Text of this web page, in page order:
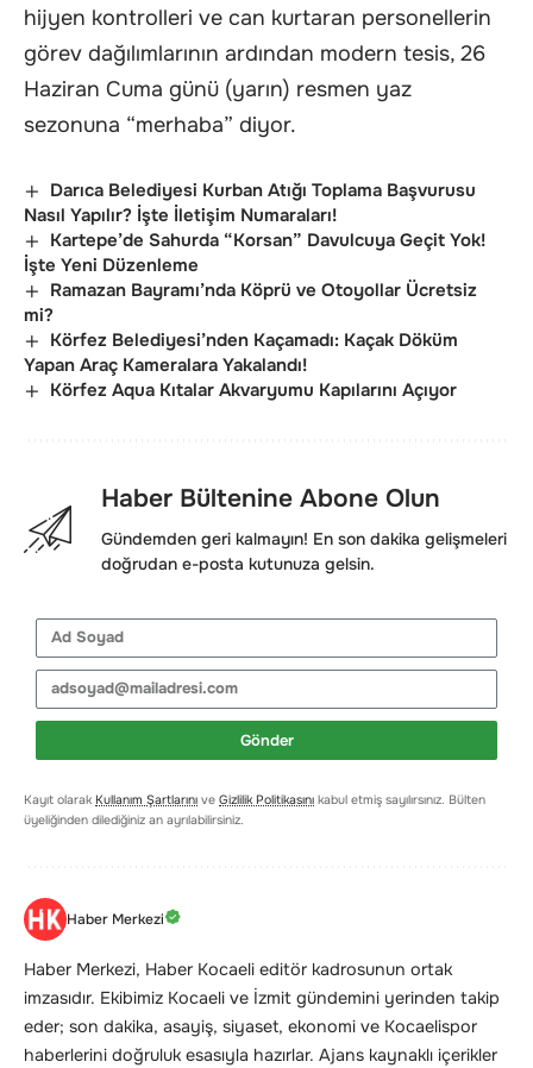
hijyen kontrolleri ve can kurtaran personellerin
görev dağılımlarının ardından modern tesis, 26
Haziran Cuma günü (yarın) resmen yaz
sezonuna “merhaba” diyor.
Darıca Belediyesi Kurban Atığı Toplama Başvurusu
Nasıl Yapılır? İşte İletişim Numaraları!
Kartepe’de Sahurda “Korsan” Davulcuya Geçit Yok!
İşte Yeni Düzenleme
Ramazan Bayramı’nda Köprü ve Otoyollar Ücretsiz
mi?
Körfez Belediyesi’nden Kaçamadı: Kaçak Döküm
Yapan Araç Kameralara Yakalandı!
Körfez Aqua Kıtalar Akvaryumu Kapılarını Açıyor
Haber Bültenine Abone Olun
Gündemden geri kalmayın! En son dakika gelişmeleri
doğrudan e-posta kutunuza gelsin.
Gönder
Kayıt olarak Kullanım Şartlarını ve Gizlilik Politikasını kabul etmiş sayılırsınız. Bülten
üyeliğinden dilediğiniz an ayrılabilirsiniz.
Haber Merkezi
Haber Merkezi, Haber Kocaeli editör kadrosunun ortak
imzasıdır. Ekibimiz Kocaeli ve İzmit gündemini yerinden takip
eder; son dakika, asayiş, siyaset, ekonomi ve Kocaelispor
haberlerini doğruluk esasıyla hazırlar. Ajans kaynaklı içerikler